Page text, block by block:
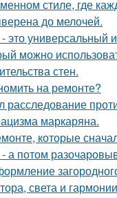
стиле, где
до мелочей.
это универсальный
можно
стен.
на ремонте?
расследование
маркаряна.
которые
а потом
света и